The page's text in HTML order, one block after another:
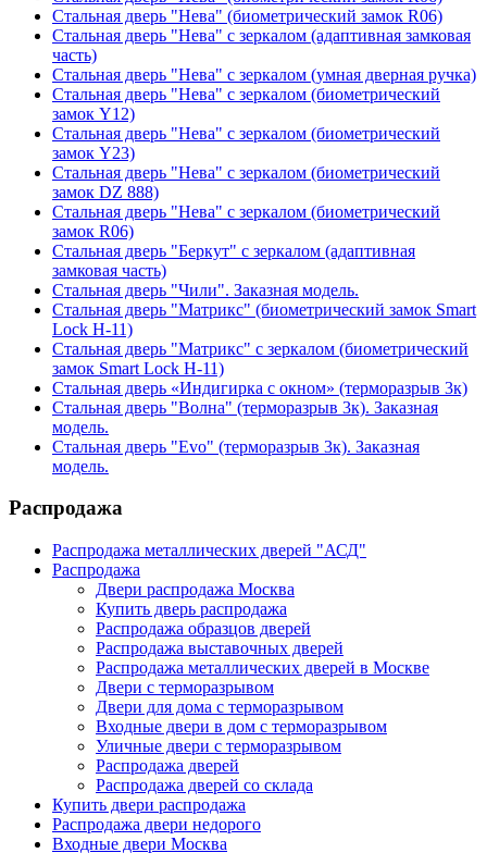
Стальная дверь "Нева" (биометрический замок R06)
Стальная дверь "Нева" с зеркалом (адаптивная замковая
часть)
Стальная дверь "Нева" с зеркалом (умная дверная ручка)
Стальная дверь "Нева" с зеркалом (биометрический
замок Y12)
Стальная дверь "Нева" с зеркалом (биометрический
замок Y23)
Стальная дверь "Нева" с зеркалом (биометрический
замок DZ 888)
Стальная дверь "Нева" с зеркалом (биометрический
замок R06)
Стальная дверь "Беркут" с зеркалом (адаптивная
замковая часть)
Стальная дверь "Чили". Заказная модель.
Стальная дверь "Матрикс" (биометрический замок Smart
Lock H-11)
Стальная дверь "Матрикс" с зеркалом (биометрический
замок Smart Lock H-11)
Стальная дверь «Индигирка с окном» (терморазрыв 3к)
Стальная дверь "Волна" (терморазрыв 3к). Заказная
модель.
Стальная дверь "Evo" (терморазрыв 3к). Заказная
модель.
Распродажа
Распродажа металлических дверей "АСД"
Распродажа
Двери распродажа Москва
Купить дверь распродажа
Распродажа образцов дверей
Распродажа выставочных дверей
Распродажа металлических дверей в Москве
Двери с терморазрывом
Двери для дома с терморазрывом
Входные двери в дом с терморазрывом
Уличные двери с терморазрывом
Распродажа дверей
Распродажа дверей со склада
Купить двери распродажа
Распродажа двери недорого
Входные двери Москва